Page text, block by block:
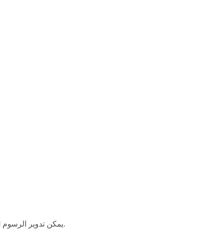
يمكن تدوير الرسوم البيانية وتغيير حجمها أو ملؤها، ويمكن تعريف أنماط الخطوط المتقطعة والمتعددة.